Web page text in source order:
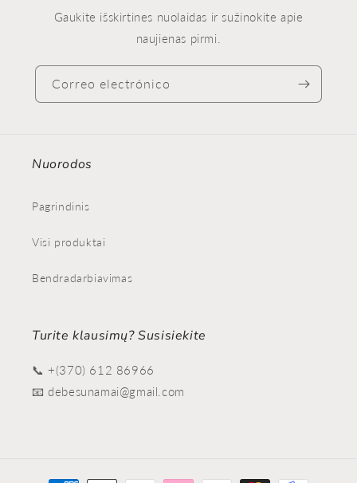
Gaukite išskirtines nuolaidas ir sužinokite apie
naujienas pirmi.
Correo electrónico
Nuorodos
Pagrindinis
Visi produktai
Bendradarbiavimas
Turite klausimų? Susisiekite
📞 +(370) 612 86966
📧 debesunamai@gmail.com